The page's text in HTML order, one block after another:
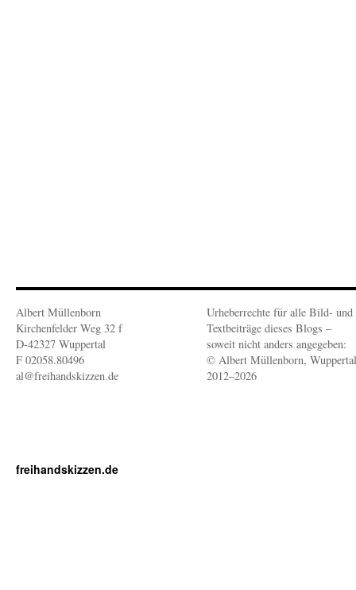
Albert Müllenborn
Kirchenfelder Weg 32 f
D-42327 Wuppertal
F 02058.80496
al@freihandskizzen.de
Urheberrechte für alle Bild- und
Textbeiträge dieses Blogs –
soweit nicht anders angegeben:
© Albert Müllenborn, Wuppertal
2012–2026
freihandskizzen.de